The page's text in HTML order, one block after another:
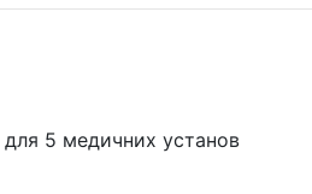
для 5 медичних установ